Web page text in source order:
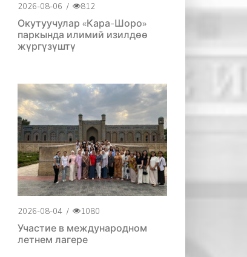
2026-08-06 / 812
Окутуучулар «Кара-Шоро»
паркында илимий изилдөө
жүргүзүштү
2026-08-04 / 1080
Участие в международном
летнем лагере